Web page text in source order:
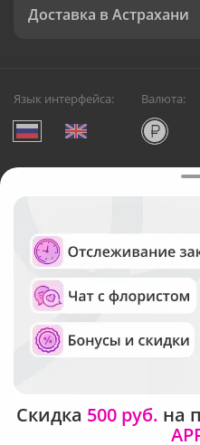
Доставка в Астрахани
Язык интерфейса: Валюта:
Служба круглосуточной
Русский Букет, 2026
Общество с ограниченной
ОГРН: 1195476081745, ИНН:
Юридический адрес: г.
д.42, оф. 3
Рейтинг Русского букета в г.
Скидка 500 руб. на